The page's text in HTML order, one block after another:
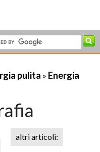
pulita » Energia
altri articoli: